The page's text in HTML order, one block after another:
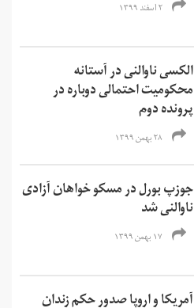
۲ اسفند ۱۳۹۹
الکسی ناوالنی در آستانه
محکومیت احتمالی دوباره در
پرونده دوم
۲۸ بهمن ۱۳۹۹
جوزپ بورل در مسکو خواهان آزادی
ناوالنی شد
۱۷ بهمن ۱۳۹۹
آمریکا و اروپا صدور حکم زندان